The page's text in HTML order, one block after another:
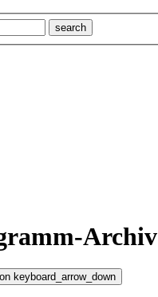
search
Archiv
keyboard_arrow_down